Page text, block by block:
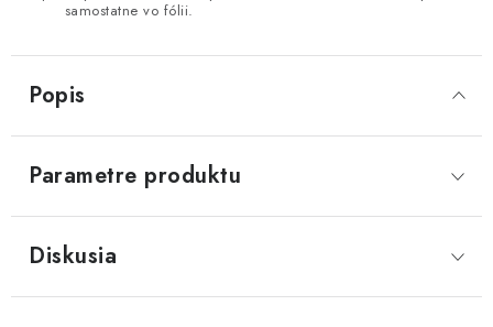
samostatne vo fólii.
Popis
Parametre produktu
Diskusia